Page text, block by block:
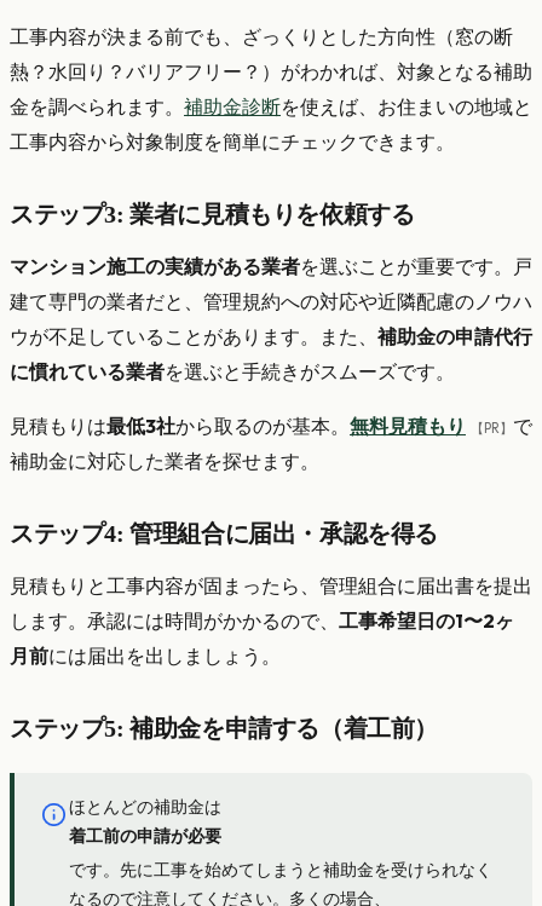
工事内容が決まる前でも、ざっくりとした方向性（窓の断
熱？水回り？バリアフリー？）がわかれば、対象となる補助
金を調べられます。 補助金診断を使えば、お住まいの地域と
工事内容から対象制度を簡単にチェックできます。
ステップ3: 業者に見積もりを依頼する
マンション施工の実績がある業者を選ぶことが重要です。戸
建て専門の業者だと、管理規約への対応や近隣配慮のノウハ
ウが不足していることがあります。また、 補助金の申請代行
に慣れている業者を選ぶと手続きがスムーズです。
見積もりは最低3社から取るのが基本。 無料見積もり 【PR】 で
補助金に対応した業者を探せます。
ステップ4: 管理組合に届出・承認を得る
見積もりと工事内容が固まったら、管理組合に届出書を提出
します。承認には時間がかかるので、 工事希望日の1〜2ヶ
月前には届出を出しましょう。
ステップ5: 補助金を申請する（着工前）
ほとんどの補助金は
着工前の申請が必要
です。先に工事を始めてしまうと補助金を受けられなく
なるので注意してください。多くの場合、